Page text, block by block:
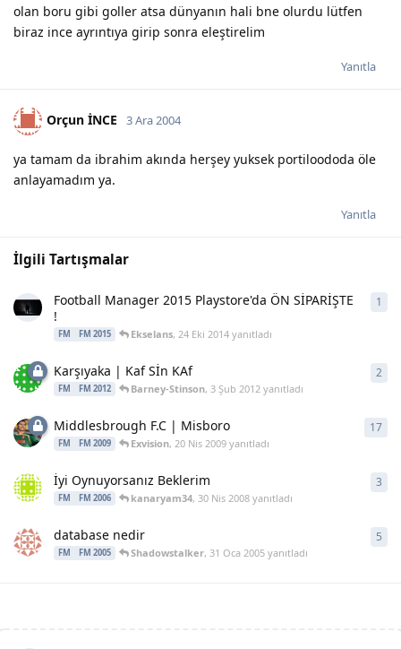
olan boru gibi goller atsa dünyanın hali bne olurdu lütfen
biraz ince ayrıntıya girip sonra eleştirelim
Yanıtla
Orçun İNCE 3 Ara 2004
ya tamam da ibrahim akında herşey yuksek portiloododa öle
anlayamadım ya.
Yanıtla
İlgili Tartışmalar
Football Manager 2015 Playstore'da ÖN SİPARİŞTE
!
FM FM 2015 Ekselans, 24 Eki 2014yanıtladı
1
Karşıyaka | Kaf Sİn KAf
FM FM 2012 Barney-Stinson, 3 Şub 2012yanıtladı
2
Middlesbrough F.C | Misboro
FM FM 2009 Exvision, 20 Nis 2009yanıtladı
17
İyi Oynuyorsanız Beklerim
FM FM 2006 kanaryam34, 30 Nis 2008yanıtladı
3
database nedir
FM FM 2005 Shadowstalker, 31 Oca 2005yanıtladı
5